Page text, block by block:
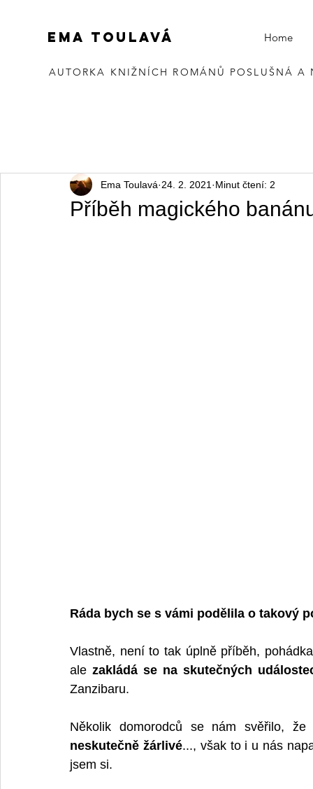
EMA TOULAVÁ Home
AUTORKA KNIŽNÍCH ROMÁNŮ POSLUŠNÁ A
Příběh magického
Ema Toulavá 24. 2. 2021 Minut čtení: 2
Ráda bych se s vámi podělila o takový
Vlastně, není to tak úplně příběh,
ale zakládá se na skutečných
Zanzibaru.
Několik domorodců se nám svěřilo,
neskutečně žárlivé..., však to i u nás
jsem si.